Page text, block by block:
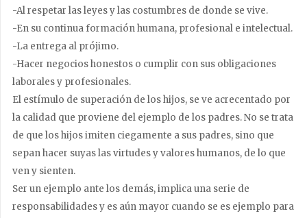
-Al respetar las leyes y las costumbres de donde se vive.
-En su continua formación humana, profesional e intelectual.
-La entrega al prójimo.
-Hacer negocios honestos o cumplir con sus obligaciones
laborales y profesionales.
El estímulo de superación de los hijos, se ve acrecentado por
la calidad que proviene del ejemplo de los padres. No se trata
de que los hijos imiten ciegamente a sus padres, sino que
sepan hacer suyas las virtudes y valores humanos, de lo que
ven y sienten.
Ser un ejemplo ante los demás, implica una serie de
responsabilidades y es aún mayor cuando se es ejemplo para